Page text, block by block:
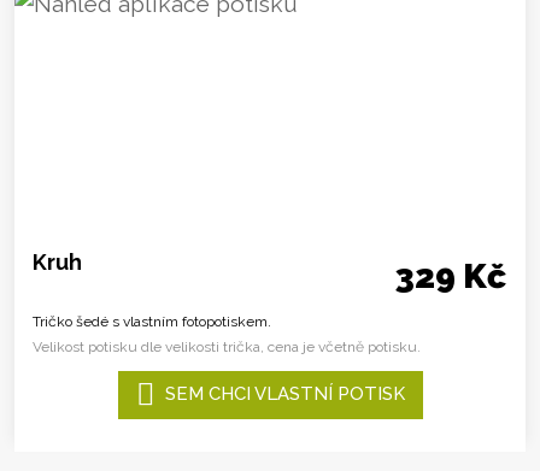
Kruh 329 Kč
Tričko šedé s vlastním fotopotiskem.
Velikost potisku dle velikosti trička, cena je včetně potisku.
SEM CHCI VLASTNÍ POTISK